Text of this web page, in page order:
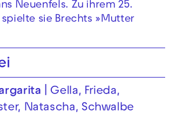
Neuenfels. Zu ihrem 25.
sie Brechts »Mutter
Gella, Frieda,
Natascha, Schwalbe